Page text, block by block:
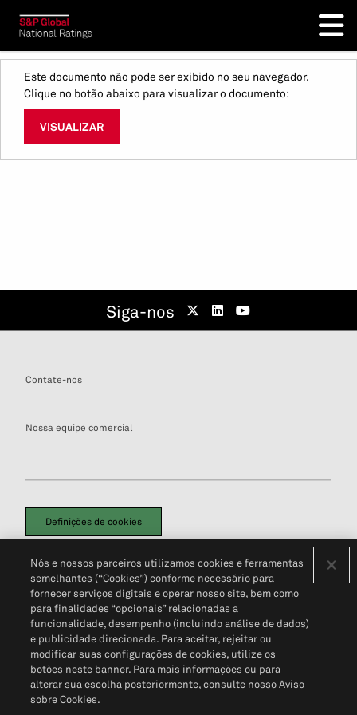
Este documento não pode ser exibido no seu navegador.
Clique no botão abaixo para visualizar o documento:
VISUALIZAR
Siga-nos
Contate-nos
Nossa equipe comercial
Definições de cookies
Política de PrivacidadePortal de privacidade do cliente (em inglês)
Não Venda Minhas Informações Pessoais© 2026 S&P Global
Nós e nossos parceiros utilizamos cookies e ferramentas
semelhantes (“Cookies”) conforme necessário para
fornecer serviços digitais e operar nosso site, bem como
para finalidades “opcionais” relacionadas a
funcionalidade, desempenho (incluindo análise de dados)
e publicidade direcionada. Para aceitar, rejeitar ou
modificar suas configurações de cookies, utilize os
botões neste banner. Para mais informações ou para
alterar sua escolha posteriormente, consulte nosso Aviso
sobre Cookies.